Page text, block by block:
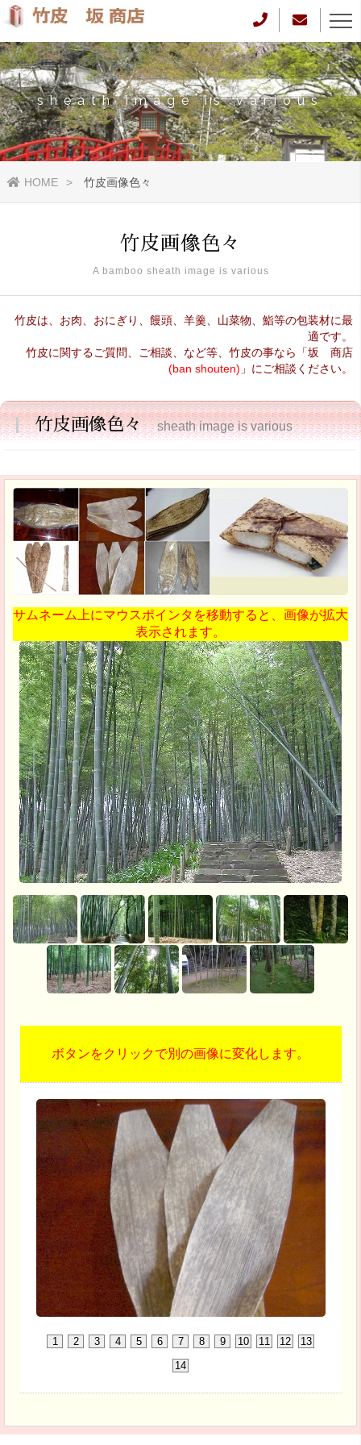
sheath image is various
HOME 竹皮画像色々
竹皮画像色々
A bamboo sheath image is various
竹皮は、お肉、おにぎり、饅頭、羊羹、山菜物、鮨等の包装材に最
適です。
竹皮に関するご質問、ご相談、など等、竹皮の事なら「坂 商店
(ban shouten) 」にご相談ください。
竹皮画像色々 sheath image is various
サムネーム上にマウスポインタを移動すると、画像が拡大
表示されます。
ボタンをクリックで別の画像に変化します。
1 2 3 4 5 6 7 8 9 10 11 12
13
14